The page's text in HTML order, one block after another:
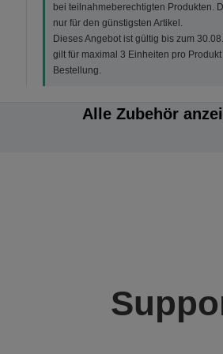
bei teilnahmeberechtigten Produkten.
nur für den günstigsten Artikel.
Dieses Angebot ist gültig bis zum
gilt für maximal 3 Einheiten pro Produkt
Bestellung.
Alle Zubehör